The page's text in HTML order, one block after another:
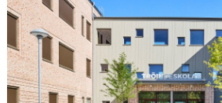
Hitta din säljare
Kontakta Lekolar